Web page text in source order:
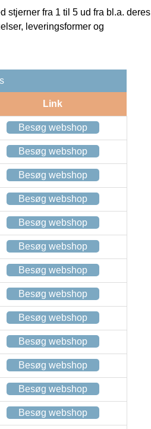
stjerner fra 1 til 5 ud fra bl.a. deres
leveringsformer og
Link
Besøg webshop
Besøg webshop
Besøg webshop
Besøg webshop
Besøg webshop
Besøg webshop
Besøg webshop
Besøg webshop
Besøg webshop
Besøg webshop
Besøg webshop
Besøg webshop
Besøg webshop